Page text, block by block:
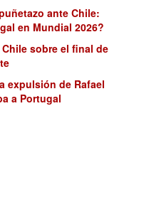
ante Chile:
en Mundial 2026?
sobre el final de
expulsión de Rafael
a Portugal